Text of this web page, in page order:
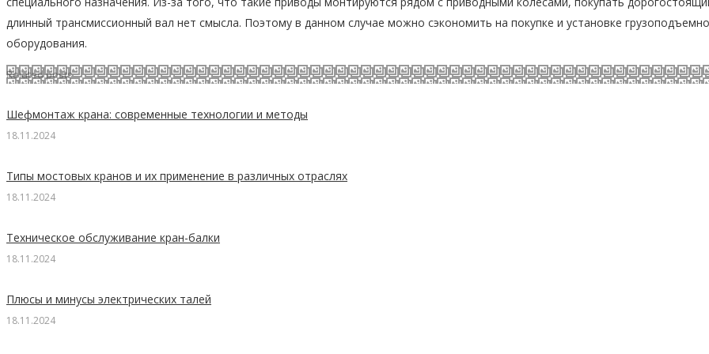
длинный трансмиссионный вал нет смысла. Поэтому в данном случае можно сэкономить на покупке и установке
оборудования.
Related posts
Шефмонтаж крана: современные технологии и методы
18.11.2024
Типы мостовых кранов и их применение в различных отраслях
18.11.2024
Техническое обслуживание кран-балки
18.11.2024
Плюсы и минусы электрических талей
18.11.2024